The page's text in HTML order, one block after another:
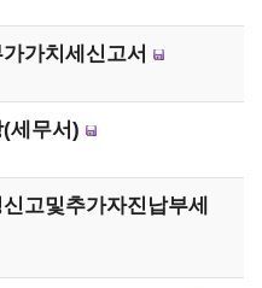
가치세신고서
세무서)
고및추가자진납부세